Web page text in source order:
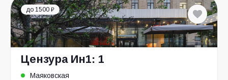
до 1500 ₽
Цензура Ин1: 1
Маяковская